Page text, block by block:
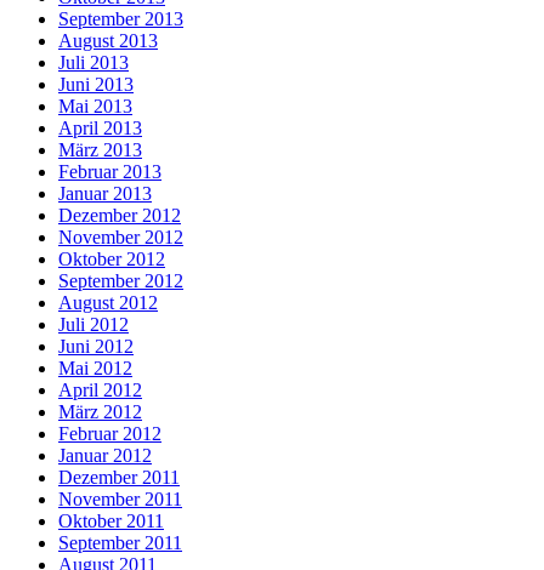
September 2013
August 2013
Juli 2013
Juni 2013
Mai 2013
April 2013
März 2013
Februar 2013
Januar 2013
Dezember 2012
November 2012
Oktober 2012
September 2012
August 2012
Juli 2012
Juni 2012
Mai 2012
April 2012
März 2012
Februar 2012
Januar 2012
Dezember 2011
November 2011
Oktober 2011
September 2011
August 2011